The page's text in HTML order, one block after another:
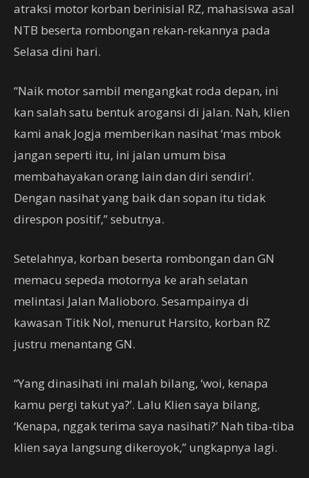
atraksi motor korban berinisial RZ, mahasiswa asal
NTB beserta rombongan rekan-rekannya pada
Selasa dini hari.
“Naik motor sambil mengangkat roda depan, ini
kan salah satu bentuk arogansi di jalan. Nah, klien
kami anak Jogja memberikan nasihat ‘mas mbok
jangan seperti itu, ini jalan umum bisa
membahayakan orang lain dan diri sendiri’.
Dengan nasihat yang baik dan sopan itu tidak
direspon positif,” sebutnya.
Setelahnya, korban beserta rombongan dan GN
memacu sepeda motornya ke arah selatan
melintasi Jalan Malioboro. Sesampainya di
kawasan Titik Nol, menurut Harsito, korban RZ
justru menantang GN.
“Yang dinasihati ini malah bilang, ‘woi, kenapa
kamu pergi takut ya?’. Lalu Klien saya bilang,
‘Kenapa, nggak terima saya nasihati?’ Nah tiba-tiba
klien saya langsung dikeroyok,” ungkapnya lagi.